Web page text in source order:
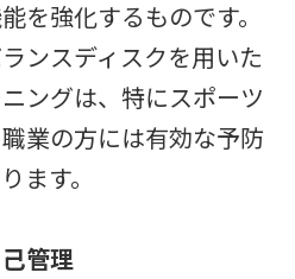
を強化するものです。
ンスディスクを用いた
ングは、特にスポーツ
業の方には有効な予防
ます。
管理